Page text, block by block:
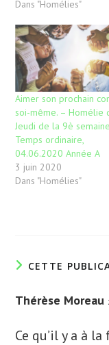
Dans "Homélies"
Aimer son prochain
soi-même. – Homélie
Jeudi de la 9è
Temps ordinaire,
04.06.2020 Année A
3 juin 2020
Dans "Homélies"
CETTE
Thérèse Moreau
Ce qu’il y a à